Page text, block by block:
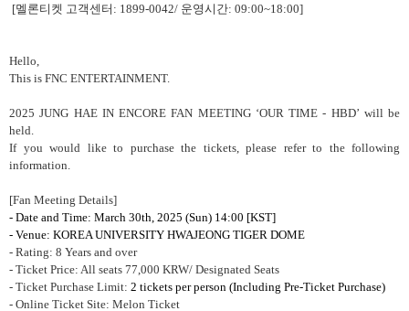
[멜론티켓 고객센터 : 1899-0042/ 운영시간: 09:00~18:00]
Hello,
This is FNC ENTERTAINMENT.
2025 JUNG HAE IN ENCORE FAN MEETING ‘OUR TIME - HBD’ will be
held.
If you would like to purchase the tickets, please refer to the following
information.
[Fan Meeting Details]
- Date and Time: March 30th, 2025 (Sun) 14:00 [KST]
- Venue: KOREA UNIVERSITY HWAJEONG TIGER DOME
- Rating: 8 Years and over
- Ticket Price: All seats 77,000 KRW/ Designated Seats
- Ticket Purchase Limit: 2 tickets per person (Including Pre-Ticket Purchase)
- Online Ticket Site: Melon Ticket